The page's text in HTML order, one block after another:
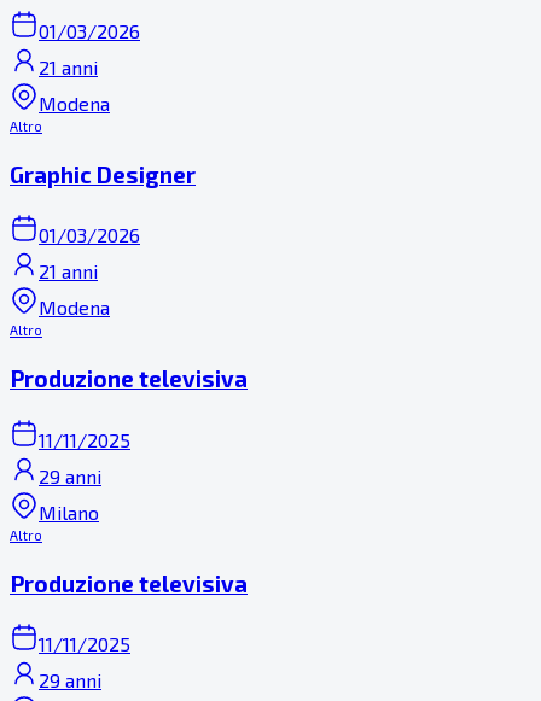
01/03/2026
21 anni
Modena
Altro
Graphic Designer
01/03/2026
21 anni
Modena
Altro
Produzione televisiva
11/11/2025
29 anni
Milano
Altro
Produzione televisiva
11/11/2025
29 anni